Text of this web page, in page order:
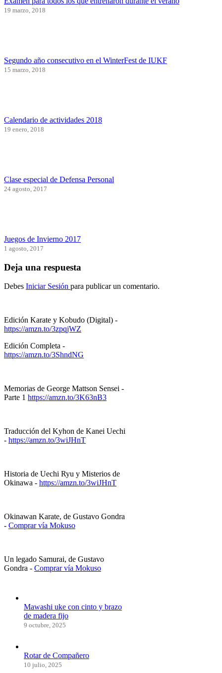
19 marzo, 2018
Segundo año consecutivo en el WinterFest de IUKF
15 marzo, 2018
Calendario de actividades 2018
19 enero, 2018
Clase especial de Defensa Personal
24 agosto, 2017
Juegos de Invierno 2017
1 agosto, 2017
Deja una respuesta
Debes Iniciar Sesión para publicar un comentario.
Edición Karate y Kobudo (Digital) -
https://amzn.to/3zpqjWZ
Edición Completa -
https://amzn.to/3ShndNG
Memorias de George Mattson Sensei -
Parte 1 https://amzn.to/3K63nB3
Traducción del Kyhon de Kanei Uechi
- https://amzn.to/3wiJHnT
Historia de Uechi Ryu y Misterios de
Okinawa - https://amzn.to/3wiJHnT
Okinawan Karate, de Gustavo Gondra
- Comprar vía Mokuso
Un legado Samurai, de Gustavo
Gondra - Comprar vía Mokuso
Mawashi uke con cinto y brazo
de madera fijo
9 octubre, 2025
Rotar de Compañero
10 julio, 2025